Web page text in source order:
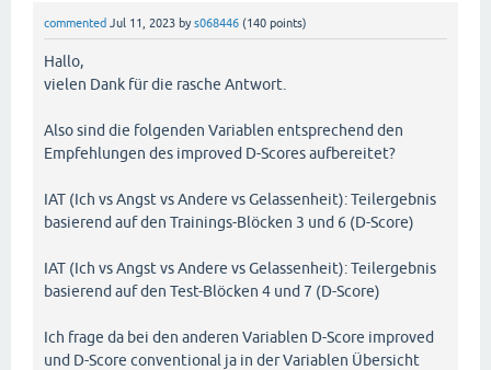
commented Jul 11, 2023 bys068446 (140 points)
Hallo,
vielen Dank für die rasche Antwort.
Also sind die folgenden Variablen entsprechend den
Empfehlungen des improved D-Scores aufbereitet?
IAT (Ich vs Angst vs Andere vs Gelassenheit): Teilergebnis
basierend auf den Trainings-Blöcken 3 und 6 (D-Score)
IAT (Ich vs Angst vs Andere vs Gelassenheit): Teilergebnis
basierend auf den Test-Blöcken 4 und 7 (D-Score)
Ich frage da bei den anderen Variablen D-Score improved
und D-Score conventional ja in der Variablen Übersicht